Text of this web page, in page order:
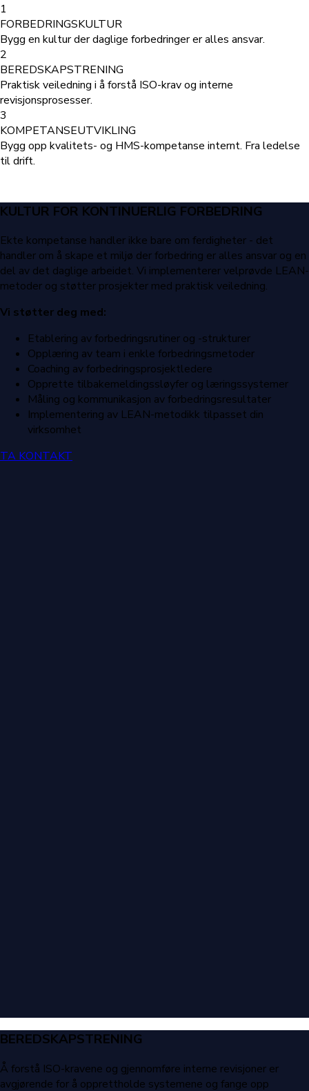
1
FORBEDRINGSKULTUR
Bygg en kultur der daglige forbedringer er alles ansvar.
2
BEREDSKAPSTRENING
Praktisk veiledning i å forstå ISO-krav og interne
revisjonsprosesser.
3
KOMPETANSEUTVIKLING
Bygg opp kvalitets- og HMS-kompetanse internt. Fra ledelse
til drift.
KULTUR FOR KONTINUERLIG FORBEDRING
Ekte kompetanse handler ikke bare om ferdigheter - det
handler om å skape et miljø der forbedring er alles ansvar og en
del av det daglige arbeidet. Vi implementerer velprøvde LEAN-
metoder og støtter prosjekter med praktisk veiledning.
Vi støtter deg med:
Etablering av forbedringsrutiner og -strukturer
Opplæring av team i enkle forbedringsmetoder
Coaching av forbedringsprosjektledere
Opprette tilbakemeldingssløyfer og læringssystemer
Måling og kommunikasjon av forbedringsresultater
Implementering av LEAN-metodikk tilpasset din
virksomhet
TA KONTAKT
BEREDSKAPSTRENING
Å forstå ISO-kravene og gjennomføre interne revisjoner er
avgjørende for å opprettholde systemene og fange opp